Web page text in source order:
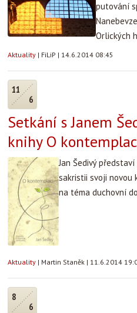
putování
Orlických
Aktuality | FiLiP | 14.6.2014 08:45
11
6
Setkání s Janem
knihy O
Jan Šedivý
sakristii svoji novou
na téma duchovní
Aktuality | Martin Staněk | 11.6.2014
8
6